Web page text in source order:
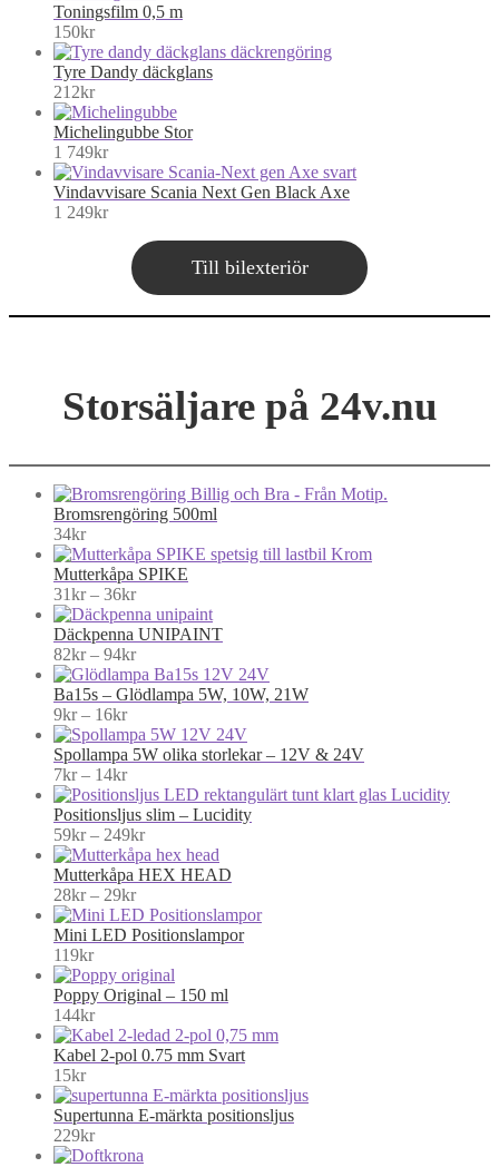
Toningsfilm 0,5 m
150kr
Tyre Dandy däckglans
212kr
Michelingubbe Stor
1 749kr
Vindavvisare Scania Next Gen Black Axe
1 249kr
Till bilexteriör
Storsäljare på 24v.nu
Bromsrengöring 500ml
34kr
Mutterkåpa SPIKE
31kr – 36krPrice
range:
31kr
through
36kr
Däckpenna UNIPAINT
82kr – 94krPrice
range:
82kr
94kr
Ba15s – Glödlampa 5W, 10W, 21W
9kr – 16krPrice
range:
9kr
through
16kr
Spollampa 5W olika storlekar – 12V & 24V
7kr – 14krPrice
range:
7kr
through
14kr
Positionsljus slim – Lucidity
59kr – 249krPrice
range:
59kr
249kr
Mutterkåpa HEX HEAD
28kr – 29krPrice
range:
28kr
29kr
Mini LED Positionslampor
119kr
Poppy Original – 150 ml
144kr
Kabel 2-pol 0.75 mm Svart
15kr
Supertunna E-märkta positionsljus
229kr